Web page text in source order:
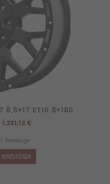
8,5×17 ET10 8×180
Ursprünglicher
war:
1.399,00 €
1.231,12 €Aktueller
Werktage